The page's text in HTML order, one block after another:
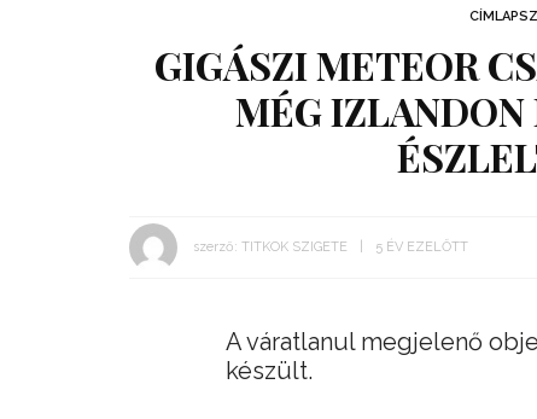
GIGÁSZI METEOR
MÉG
szerző: TITKOK SZIGETE 5 ÉV EZELŐTT
A váratlanul megjelenő
készült.